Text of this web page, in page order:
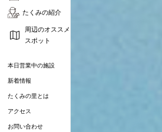
たくみの紹介
周辺のオススメ
スポット
本日営業中の施設
新着情報
たくみの里とは
アクセス
お問い合わせ